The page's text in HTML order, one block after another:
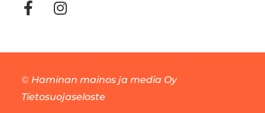
© Haminan mainos ja media Oy
Tietosuojaseloste